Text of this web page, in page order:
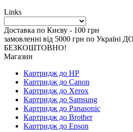
Links
Доставка по Києву -
замовленні від 5000 грн по
БЕЗКОШТОВНО!
Магазин
Картридж до HP
Картридж до Canon
Картридж до Xerox
Картридж до Samsung
Картридж до Panasonic
Картридж до Brother
Картридж до Epson